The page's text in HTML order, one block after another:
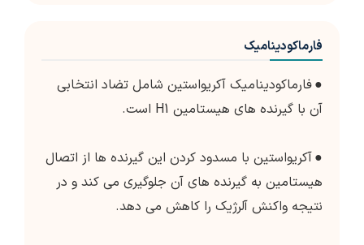
فارماکودینامیک
●فارماکودینامیک آکریواستین شامل تضاد انتخابی
آن با گیرنده های هیستامین H1 است.
●آکریواستین با مسدود کردن این گیرنده ها از اتصال
هیستامین به گیرنده های آن جلوگیری می کند و در
نتیجه واکنش آلرژیک را کاهش می دهد.